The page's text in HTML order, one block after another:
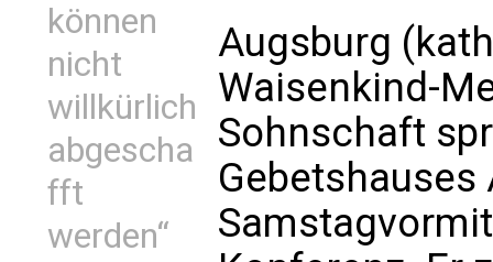
können
nicht
willkürlich
abgescha
fft
werden“
Augsburg
Waisenkind-
Sohnschaft
Gebetshauses